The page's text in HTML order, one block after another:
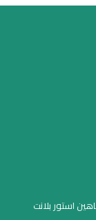
استور بلانت